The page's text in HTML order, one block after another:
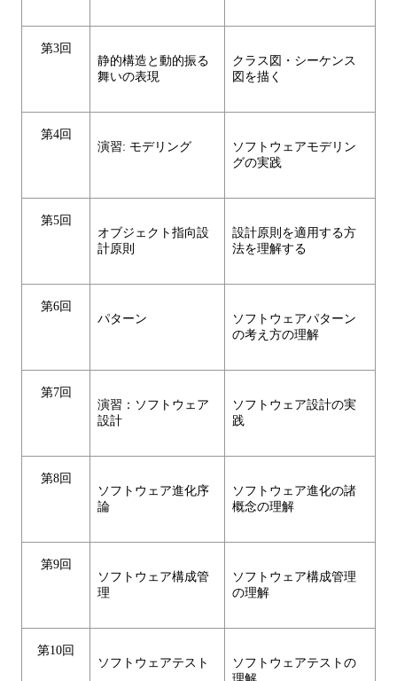
第3回
静的構造と動的振る
舞いの表現
クラス図・シーケンス
図を描く
第4回
演習: モデリング
ソフトウェアモデリン
グの実践
第5回
オブジェクト指向設
計原則
設計原則を適用する方
法を理解する
第6回
パターン
ソフトウェアパターン
の考え方の理解
第7回
演習：ソフトウェア
設計
ソフトウェア設計の実
践
第8回
ソフトウェア進化序
論
ソフトウェア進化の諸
概念の理解
第9回
ソフトウェア構成管
理
ソフトウェア構成管理
の理解
第10回
ソフトウェアテスト
ソフトウェアテストの